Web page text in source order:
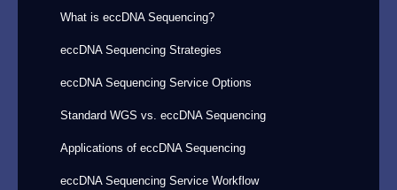
What is eccDNA Sequencing?
eccDNA Sequencing Strategies
eccDNA Sequencing Service Options
Standard WGS vs. eccDNA Sequencing
Applications of eccDNA Sequencing
eccDNA Sequencing Service Workflow